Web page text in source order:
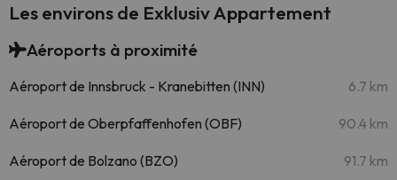
Les environs de Exklusiv Appartement
Aéroports à proximité
Aéroport de Innsbruck - Kranebitten (INN) 6.7 km
Aéroport de Oberpfaffenhofen (OBF) 90.4 km
Aéroport de Bolzano (BZO) 91.7 km